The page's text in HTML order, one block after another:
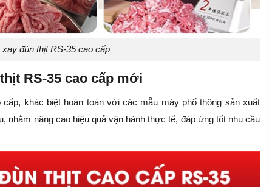
đùn thịt RS-35 cao cấp
RS-35 cao cấp mới
khác biệt hoàn toàn với các mẫu máy phổ thông sản xuất
nâng cao hiệu quả vận hành thực tế, đáp ứng tốt nhu cầu